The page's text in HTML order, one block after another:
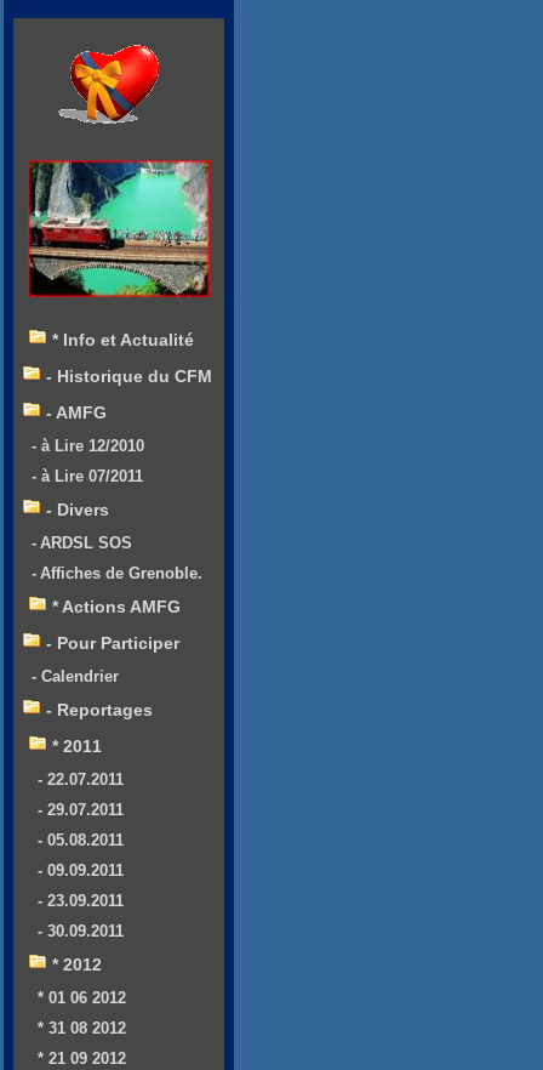
* Info et Actualité
- Historique du CFM
- AMFG
- à Lire 12/2010
- à Lire 07/2011
- Divers
- ARDSL SOS
- Affiches de Grenoble.
* Actions AMFG
- Pour Participer
- Calendrier
- Reportages
* 2011
- 22.07.2011
- 29.07.2011
- 05.08.2011
- 09.09.2011
- 23.09.2011
- 30.09.2011
* 2012
* 01 06 2012
* 31 08 2012
* 21 09 2012